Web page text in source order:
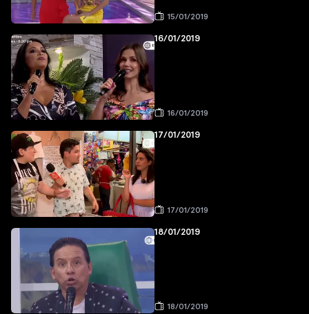
15/01/2019
16/01/2019
16/01/2019
17/01/2019
17/01/2019
18/01/2019
18/01/2019